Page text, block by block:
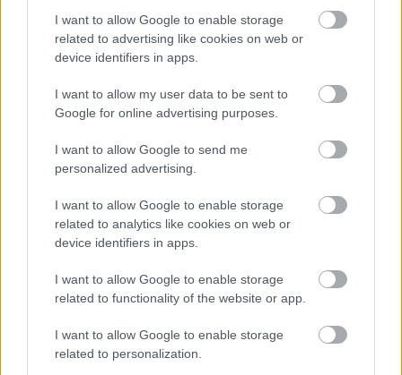
I want to allow Google to enable storage
related to advertising like cookies on web or
device identifiers in apps.
I want to allow my user data to be sent to
Google for online advertising purposes.
I want to allow Google to send me
personalized advertising.
I want to allow Google to enable storage
related to analytics like cookies on web or
device identifiers in apps.
I want to allow Google to enable storage
related to functionality of the website or app.
I want to allow Google to enable storage
related to personalization.
A forgalomcsillapításról III. [37.]
2020. augusztus 18.
Előre elnézést kérünk mindenkitől, de megint csak
az otthonunk fb-oldal véleményét a
forgalomcsillapított 8. napról. Lehet majd vitatni a